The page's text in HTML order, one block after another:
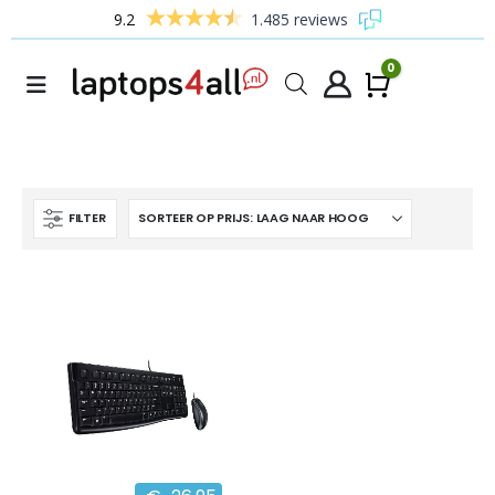
9.2 1.485 reviews
0
FILTER